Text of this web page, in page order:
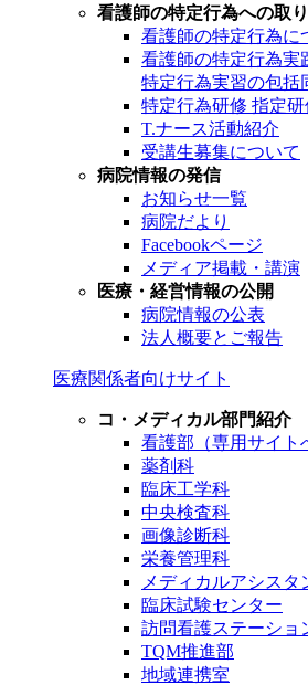
看護師の特定行為への取
看護師の特定行為に
看護師の特定行為実
特定行為実習の包括
特定行為研修 指定
T.ナース活動紹介
受講生募集について
病院情報の発信
お知らせ一覧
病院だより
Facebookページ
メディア掲載・講演
医療・経営情報の公開
病院情報の公表
法人概要とご報告
医療関係者向けサイト
コ・メディカル部門紹介
看護部（専用サイト
薬剤科
臨床工学科
中央検査科
画像診断科
栄養管理科
メディカルアシスタ
臨床試験センター
訪問看護ステーショ
TQM推進部
地域連携室